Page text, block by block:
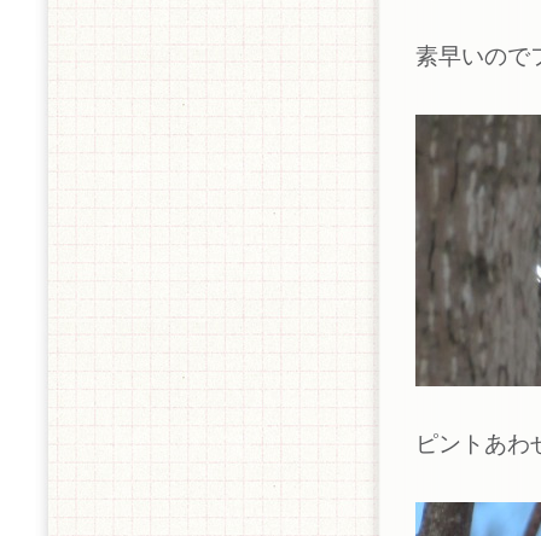
素早いので
ピントあわ